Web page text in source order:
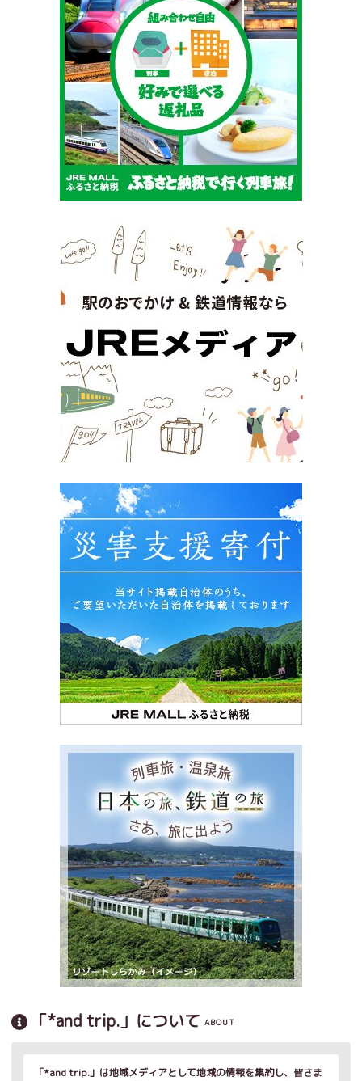
「*and trip.」について ABOUT
「*and trip.」は地域メディアとして地域の情報を集約し、皆さま